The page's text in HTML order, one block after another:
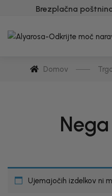
Brezplačna
Domov
Ujemajočih izdelkov ni